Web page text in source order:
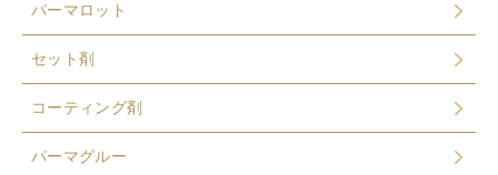
パーマロット
セット剤
コーティング剤
パーマグルー